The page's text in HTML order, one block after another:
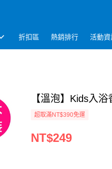
折扣區 熱銷排行 活動資
【溫泡】Kids入
超取滿NT$390免運
NT$249